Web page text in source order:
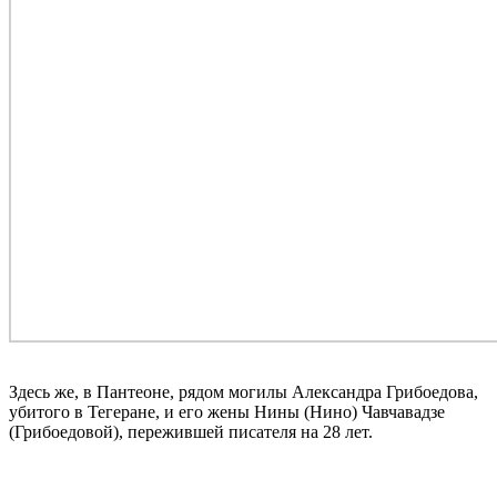
Здесь же, в Пантеоне, рядом могилы Александра Грибоедова,
убитого в Тегеране, и его жены Нины (Нино) Чавчавадзе
(Грибоедовой), пережившей писателя на 28 лет.